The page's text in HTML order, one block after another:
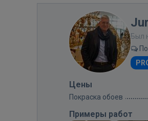
Был
Цены
Покраска обоев
Примеры работ